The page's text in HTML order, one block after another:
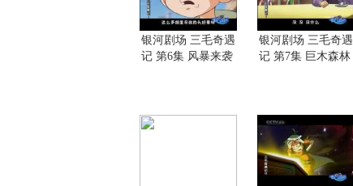
银河剧场 三毛奇遇
记 第6集 风暴来袭
银河剧场 三毛奇遇
记 第7集 巨木森林